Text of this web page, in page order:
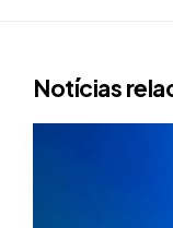
Notícias